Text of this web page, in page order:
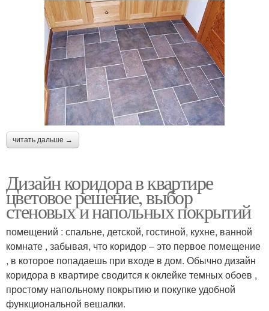
читать дальше →
Дизайн коридора в квартире
цветовое решение, выбор
стеновых и напольных покрытий
помещений : спальне, детской, гостиной, кухне, ванной
комнате , забывая, что коридор – это первое помещение
, в которое попадаешь при входе в дом. Обычно дизайн
коридора в квартире сводится к оклейке темных обоев ,
простому напольному покрытию и покупке удобной
функциональной вешалки.